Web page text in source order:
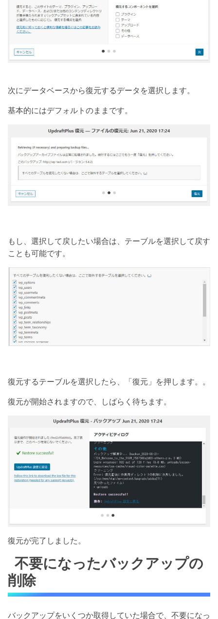
次にデータベースから復元するデータを選択します。
基本的にはデフォルトのままです。
もし、選択して戻したい場合は、テーブルを選択して戻す
ことも可能です。
復元するテーブルを選択したら、「復元」を押します。。
復元が開始されますので、しばらく待ちます。
復元が完了しました。
不要になったバックアップの
削除
バックアップをいくつか取得していた場合で、不要になっ